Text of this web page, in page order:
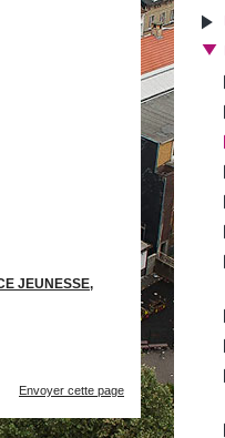
JEUNESSE,
Envoyer cette page